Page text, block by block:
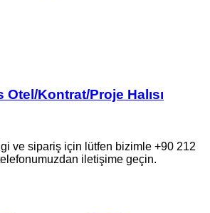
Kontrat/Proje Halısı
ve sipariş için lütfen bizimle +90 212
iletişime geçin.